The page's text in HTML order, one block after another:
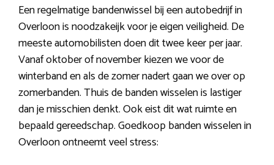
Een regelmatige bandenwissel bij een autobedrijf in
Overloon is noodzakeijk voor je eigen veiligheid. De
meeste automobilisten doen dit twee keer per jaar.
Vanaf oktober of november kiezen we voor de
winterband en als de zomer nadert gaan we over op
zomerbanden. Thuis de banden wisselen is lastiger
dan je misschien denkt. Ook eist dit wat ruimte en
bepaald gereedschap. Goedkoop banden wisselen in
Overloon ontneemt veel stress: